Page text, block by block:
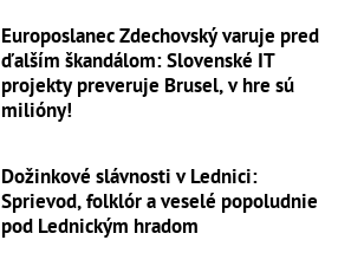
Europoslanec Zdechovský varuje pred
ďalším škandálom: Slovenské IT
projekty preveruje Brusel, v hre sú
milióny!
Dožinkové slávnosti v Lednici:
Sprievod, folklór a veselé popoludnie
pod Lednickým hradom